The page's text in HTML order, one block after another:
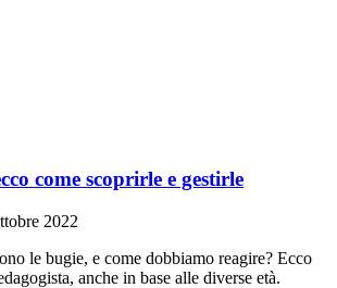
come scoprirle e gestirle
2022
le bugie, e come dobbiamo reagire? Ecco
anche in base alle diverse età.